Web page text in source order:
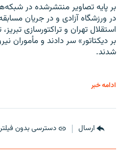
بر پایه تصاویر منتشرشده در
در ورزشگاه آزادی و در جریان
استقلال تهران و تراکتورسازی
بر دیکتاتور» سر دادند و مأموران
شدند.
ادامه خبر
ارسال دسترسی بدون